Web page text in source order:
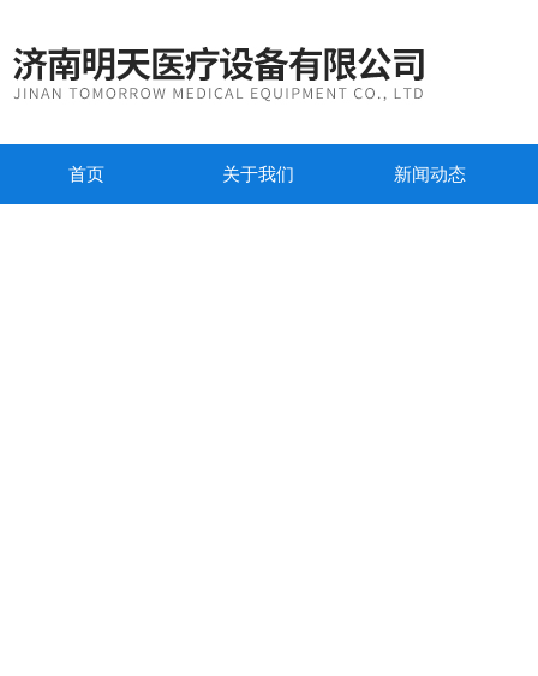
首页 关于我们 新闻动态